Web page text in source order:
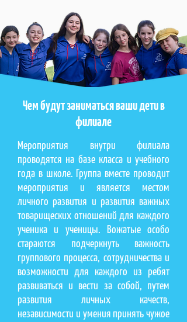
Чем будут заниматься ваши дети в
филиале
Мероприятия внутри филиала
проводятся на базе класса и учебного
года в школе. Группа вместе проводит
мероприятия и является местом
личного развития и развития важных
товарищеских отношений для каждого
ученика и ученицы. Вожатые особо
стараются подчеркнуть важность
группового процесса, сотрудничества и
возможности для каждого из ребят
развиваться и вести за собой, путем
развития личных качеств,
независимости и умения принять чужое